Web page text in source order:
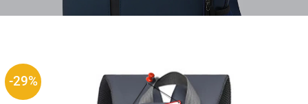
-29%